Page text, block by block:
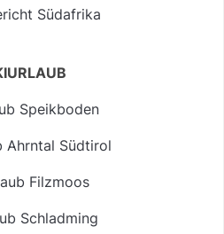
Südafrika
Speikboden
Ahrntal Südtirol
Filzmoos
Schladming